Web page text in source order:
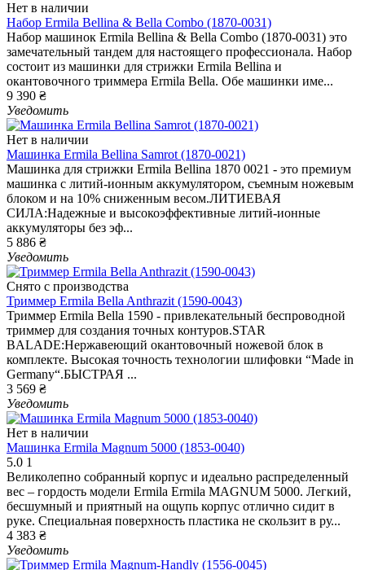
Нет в наличии
Набор Ermila Bellina & Bella Combo (1870-0031)
Набор машинок Ermila Bellina & Bella Combo (1870-0031) это
замечательный тандем для настоящего профессионала. Набор
состоит из машинки для стрижки Ermila Bellina и
окантовочного триммера Ermila Bella. Обе машинки име...
9 390 ₴
Уведомить
Нет в наличии
Машинка Ermila Bellina Samrot (1870-0021)
Машинка для стрижки Ermila Bellina 1870 0021 - это премиум
машинка с литий-ионным аккумулятором, съемным ножевым
блоком и на 10% сниженным весом.ЛИТИЕВАЯ
СИЛА:Надежные и высокоэффективные литий-ионные
аккумуляторы без эф...
5 886 ₴
Уведомить
Снято с производства
Триммер Ermila Bella Anthrazit (1590-0043)
Триммер Ermila Bella 1590 - привлекательный беспроводной
триммер для создания точных контуров.STAR
BALADE:Нержавеющий окантовочный ножевой блок в
комплекте. Высокая точность технологии шлифовки “Made in
Germany“.БЫСТРАЯ ...
3 569 ₴
Уведомить
Нет в наличии
Машинка Ermila Magnum 5000 (1853-0040)
5.0 1
Великолепно собранный корпус и идеально распределенный
вес – гордость модели Ermila Ermila MAGNUM 5000. Легкий,
бесшумный и приятный на ощупь корпус отлично сидит в
руке. Специальная поверхность пластика не скользит в ру...
4 383 ₴
Уведомить